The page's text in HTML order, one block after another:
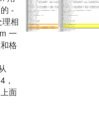
-
相
一
格
，
面